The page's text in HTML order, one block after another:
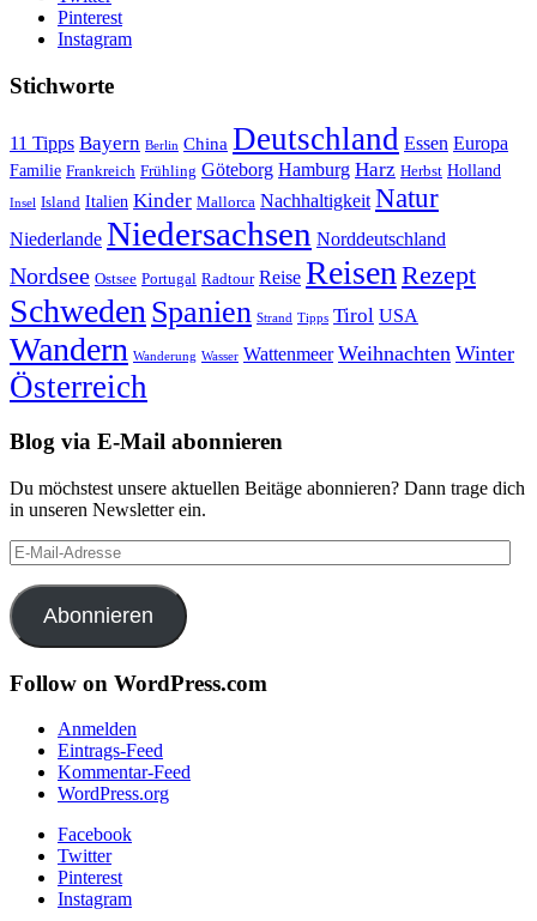
Pinterest
Instagram
Stichworte
11 Tipps Bayern Berlin China Deutschland Essen Europa
Familie Frankreich Frühling Göteborg Hamburg Harz Herbst Holland
Insel Island Italien Kinder Mallorca Nachhaltigkeit Natur
Niederlande Niedersachsen Norddeutschland
Nordsee Ostsee Portugal Radtour Reise ReisenRezept
SchwedenSpanien Strand Tipps Tirol USA
Wandern Wanderung Wasser Wattenmeer Weihnachten Winter
Österreich
Blog via E-Mail abonnieren
Du möchstest unsere aktuellen Beitäge abonnieren? Dann trage dich
in unseren Newsletter ein.
E-
Mail-
Adresse
Abonnieren
Follow on WordPress.com
Anmelden
Eintrags-Feed
Kommentar-Feed
WordPress.org
Facebook
Twitter
Pinterest
Instagram